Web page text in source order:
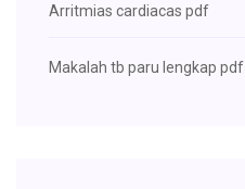
Arritmias cardiacas pdf
Makalah tb paru lengkap pdf